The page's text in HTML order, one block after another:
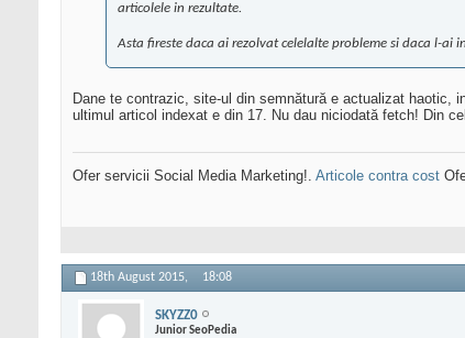
articolele in rezultate.
Asta fireste daca ai rezolvat celelalte probleme si daca l-ai
Dane te contrazic, site-ul din semnătură e actualizat haotic,
ultimul articol indexat e din 17. Nu dau niciodată fetch! Din
Ofer servicii Social Media Marketing!. Articole contra cost
18th August 2015, 18:08
SKYZZ0
Junior SeoPedia